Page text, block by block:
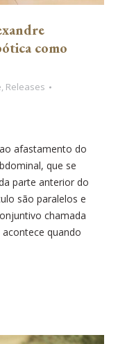
como
, Releases
afastamento do
que se
parte anterior do
são paralelos e
chamada
quando